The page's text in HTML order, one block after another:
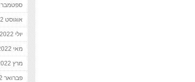
ספטמבר 2022
אוגוסט 2022
יולי 2022
מאי 2022
מרץ 2022
פברואר 2022